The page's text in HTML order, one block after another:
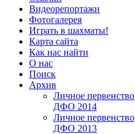
Видеорепортажи
Фотогалерея
Играть в шахматы!
Карта сайта
Как нас найти
О нас
Поиск
Архив
Личное первенство
ДФО 2014
Личное первенство
ДФО 2013